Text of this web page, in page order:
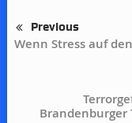
Previous
Wenn Stress auf
Brandenburger